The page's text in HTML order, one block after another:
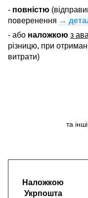
- повністю
поверенення →
- або наложкою з
різницю, при
витрати)
та інші
Наложкою
Укрпошта